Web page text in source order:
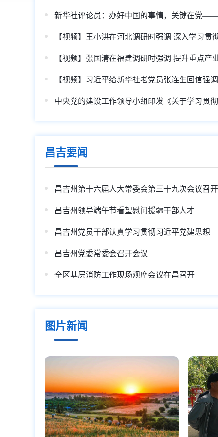
昌吉要闻
昌吉州第十六届人大常委会第三十九次会议召开
昌吉州领导端午节看望慰问援疆干部人才
昌吉州党委常委会召开会议
全区基层消防工作现场观摩会议在昌召开
图片新闻